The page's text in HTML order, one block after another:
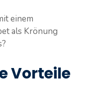
einem
als Krönung
Vorteile